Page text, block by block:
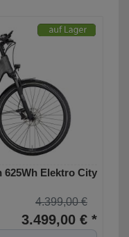
625Wh Elektro City
4.399,00 €
3.499,00 € *